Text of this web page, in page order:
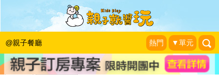
@親子餐廳 熱門 ▼單元
森林旁邊。La Forêt (英才館)
幸福的滋味|